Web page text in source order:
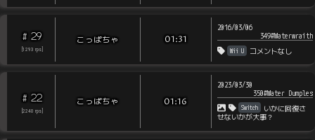
# 29
1293 rps
こっぱちゃ 01:31
2016/03/06
349#Waterwraith
Wii U コメントなし
# 22
2240 rps
こっぱちゃ 01:16
2023/03/30
350#Water Dumples
Switch
いかに回復さ
せないかが大事？